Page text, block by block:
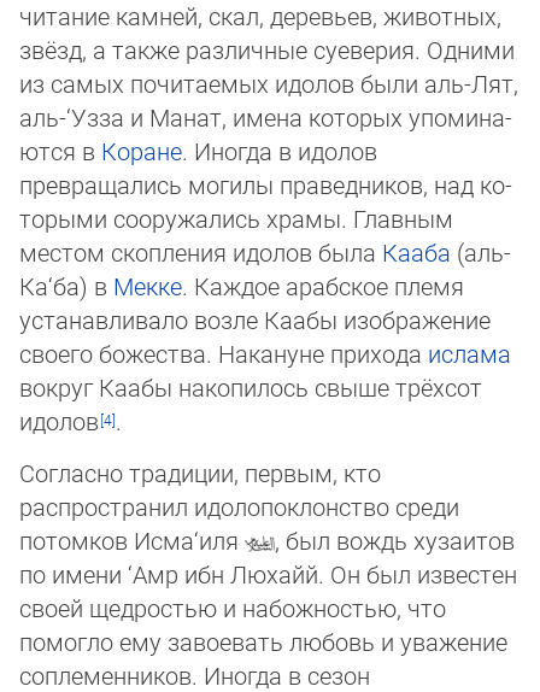
чи­та­ние камней, скал, деревьев, животных,
звёзд, а также раз­лич­ные суеверия. Од­ни­ми
из самых по­читаемых идолов были аль-Лят,
аль-‘Узза и Манат, имена которых упо­ми­на­
ют­ся в Коране. Иногда в идолов
превращались могилы праведников, над ко­
то­ры­ми со­ору­жались храмы. Главным
местом скопления идолов была Кааба (аль-
Ка‘ба) в Мек­ке. Каж­дое арабское племя
устанавливало возле Каабы изображение
своего бо­жест­ва. На­ка­нуне прихода ислама
вокруг Каабы накопилось свыше трёхсот
идолов
.
Согласно традиции, первым, кто
распространил идолопоклонство среди
потомков Исма‘иля
, был вождь хузаитов
по име­ни ‘Амр ибн Люхайй. Он был известен
своей щедростью и набожностью, что
помогло ему завоевать любовь и уважение
соп­ле­мен­ников. Иногда в сезон